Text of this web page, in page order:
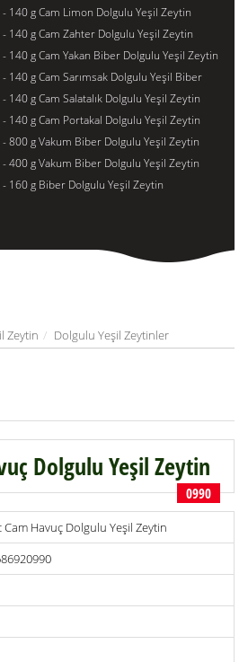
140 g Cam Limon Dolgulu Yeşil Zeytin
140 g Cam Zahter Dolgulu Yeşil Zeytin
140 g Cam Yakan Biber Dolgulu Yeşil Zeytin
140 g Cam Sarımsak Dolgulu Yeşil Biber
140 g Cam Salatalık Dolgulu Yeşil Zeytin
140 g Cam Portakal Dolgulu Yeşil Zeytin
800 g Vakum Biber Dolgulu Yeşil Zeytin
400 g Vakum Biber Dolgulu Yeşil Zeytin
160 g Biber Dolgulu Yeşil Zeytin
Zeytin Dolgulu Yeşil Zeytinler
Dolgulu Yeşil Zeytin
0990
Cam Havuç Dolgulu Yeşil Zeytin